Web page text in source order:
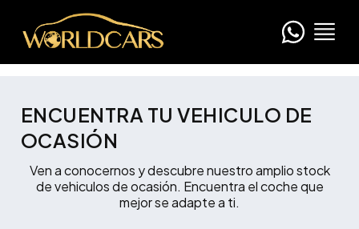
ENCUENTRA TU VEHICULO DE
OCASIÓN
Ven a conocernos y descubre nuestro amplio stock
de vehiculos de ocasión. Encuentra el coche que
mejor se adapte a ti.